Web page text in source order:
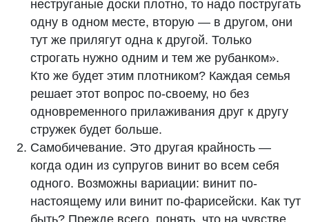
неструганые доски плотно, то надо постругать
одну в одном месте, вторую — в другом, они
тут же прилягут одна к другой. Только
строгать нужно одним и тем же рубанком».
Кто же будет этим плотником? Каждая семья
решает этот вопрос по-своему, но без
одновременного прилаживания друг к другу
стружек будет больше.
Самобичевание. Это другая крайность —
когда один из супругов винит во всем себя
одного. Возможны вариации: винит по-
настоящему или винит по-фарисейски. Как тут